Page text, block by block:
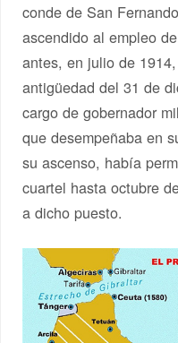
conde de San
ascendido al empleo
antes, en julio de
antigüedad del 31 de
cargo de gobernador
que desempeñaba en
su ascenso, había
cuartel hasta octubre
a dicho puesto.